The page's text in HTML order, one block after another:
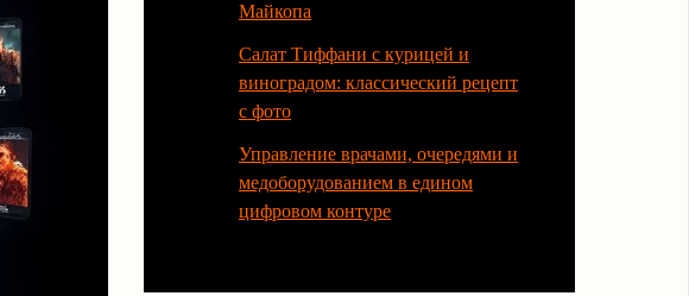
Майкопа
Салат Тиффани с курицей и
виноградом: классический рецепт
с фото
Управление врачами, очередями и
медоборудованием в едином
цифровом контуре